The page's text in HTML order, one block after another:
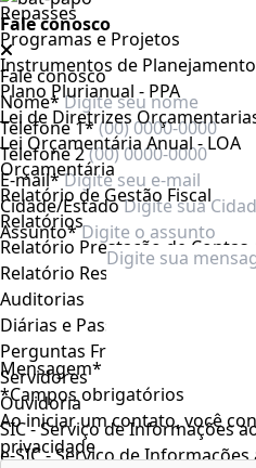
Fale conosco
Fale conosco
Nome*
Telefone 1*
Telefone 2
E-mail*
Cidade/Estado
Assunto*
Mensagem*
*Campos obrigatórios
Ao iniciar um contato, você
privacidade
Repasses
Programas e Projetos
Instrumentos de Planejamento
Plano Plurianual - PPA
Lei de Diretrizes
Lei Orçamentária Anual - LOA
Orçamentária
Relatório de Gestão Fiscal
Relatórios
Relatório Prestação de Contas
Relatório Res. de Execução
Auditorias
Diárias e Passagens
Perguntas Frequentes
Servidores
Ouvidoria
SIC - Serviço de Informações
e-SIC - Serviço de Informações